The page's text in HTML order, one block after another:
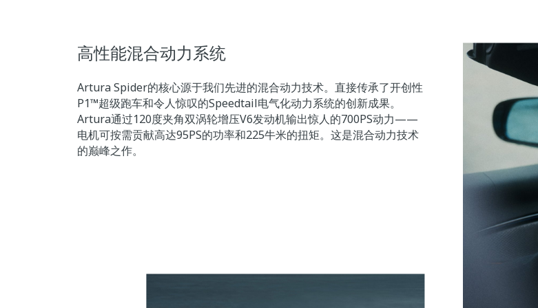
高性能混合动力系统
Artura Spider的核心源于我们先进的混合动力技术。直接传承了开创性
P1™超级跑车和令人惊叹的Speedtail电气化动力系统的创新成果。
Artura通过120度夹角双涡轮增压V6发动机输出惊人的700PS动力——
电机可按需贡献高达95PS的功率和225牛米的扭矩。这是混合动力技术
的巅峰之作。